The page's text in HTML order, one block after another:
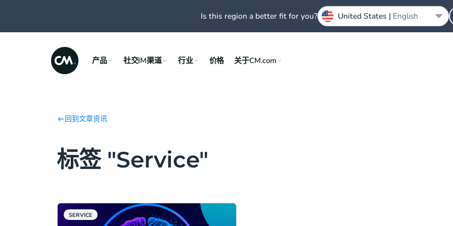
产品 社交IM渠道 行业 价格 关于CM.com
回到文章资讯
标签 "Service"
SERVICE
Is this region a better fit for you? United States | English